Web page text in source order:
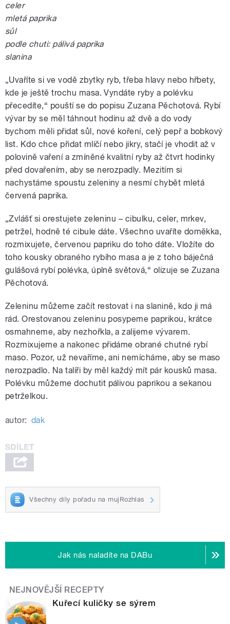
celer
mletá paprika
sůl
podle chuti: pálivá paprika
slanina
„Uvaříte si ve vodě zbytky ryb, třeba hlavy nebo hřbety,
kde je ještě trochu masa. Vyndáte ryby a polévku
přecedíte,“ pouští se do popisu Zuzana Pěchotová. Rybí
vývar by se měl táhnout hodinu až dvě a do vody
bychom měli přidat sůl, nové koření, celý pepř a bobkový
list. Kdo chce přidat mlíčí nebo jikry, stačí je vhodit až v
polovině vaření a zmíněné kvalitní ryby až čtvrt hodinky
před dovařením, aby se nerozpadly. Mezitím si
nachystáme spoustu zeleniny a nesmí chybět mletá
červená paprika.
„Zvlášť si orestujete zeleninu – cibulku, celer, mrkev,
petržel, hodně té cibule dáte. Všechno uvaříte doměkka,
rozmixujete, červenou papriku do toho dáte. Vložíte do
toho kousky obraného rybího masa a je z toho báječná
gulášová rybí polévka, úplně světová,“ olizuje se Zuzana
Pěchotová.
Zeleninu můžeme začít restovat i na slanině, kdo ji má
rád. Orestovanou zeleninu posypeme paprikou, krátce
osmahneme, aby nezhořkla, a zalijeme vývarem.
Rozmixujeme a nakonec přidáme obrané chutné rybí
maso. Pozor, už nevaříme, ani nemícháme, aby se maso
nerozpadlo. Na talíři by měl každý mít pár kousků masa.
Polévku můžeme dochutit pálivou paprikou a sekanou
petrželkou.
autor: dak
Všechny díly pořadu na mujRozhlas
Jak nás naladíte na DABu
NEJNOVĚJŠÍ RECEPTY
Kuřecí kuličky se sýrem